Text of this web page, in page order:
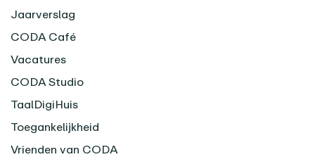
Jaarverslag
CODA Café
Vacatures
CODA Studio
TaalDigiHuis
Toegankelijkheid
Vrienden van CODA